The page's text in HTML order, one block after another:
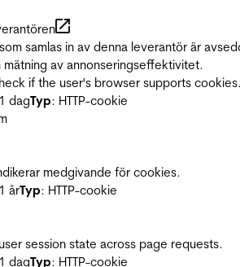
samlas in av denna leverantör är
av annonseringseffektivitet.
if the user's browser supports
dagTyp: HTTP-cookie
medgivande för cookies.
årTyp: HTTP-cookie
session state across page requests.
dagTyp: HTTP-cookie